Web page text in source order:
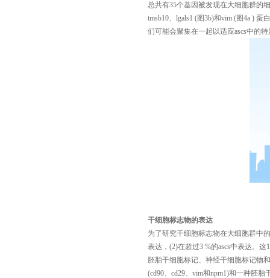
总共有35个基因被发现在大细胞群的
tmsb10、 lgals1 (图3b)和vim (图4a ) 蛋
们可能会聚集在一起以适应ascs中的特
干细胞标志物的表达
为了研究干细胞标志物在大细胞群中
表达， (2)在超过3 %的ascs中表达。这
胚胎干细胞标记、神经干细胞标记物
(cd90、 cd29、 vim和npm1)和一种胚胎